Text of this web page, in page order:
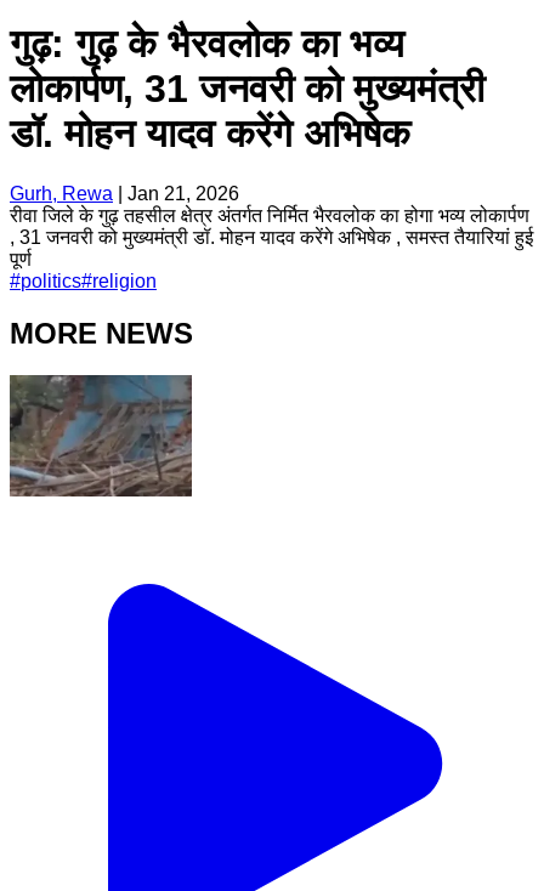
गुढ़: गुढ़ के भैरवलोक का भव्य
लोकार्पण, 31 जनवरी को मुख्यमंत्री
डॉ. मोहन यादव करेंगे अभिषेक
Gurh, Rewa
Jan 21, 2026
रीवा जिले के गुढ़ तहसील क्षेत्र अंतर्गत निर्मित भैरवलोक का होगा भव्य लोकार्पण
, 31 जनवरी को मुख्यमंत्री डॉ. मोहन यादव करेंगे अभिषेक , समस्त तैयारियां हुई
पूर्ण
#politics#religion
MORE NEWS